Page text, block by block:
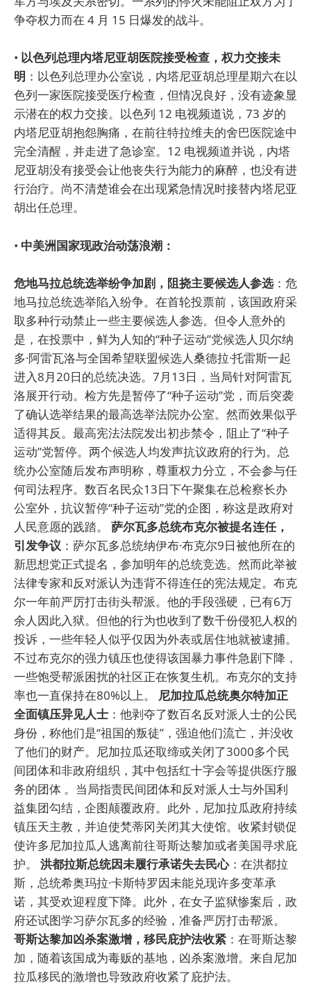
争夺权力而在 4 月 15 日爆发的战斗。
• 以色列总理内塔尼亚胡医院接受检查，权力交接未
明 ：以色列总理办公室说，内塔尼亚胡总理星期六在以
色列一家医院接受医疗检查，但情况良好，没有迹象显
示潜在的权力交接。以色列 12 电视频道说，73 岁的
内塔尼亚胡抱怨胸痛，在前往特拉维夫的舍巴医院途中
完全清醒，并走进了急诊室。12 电视频道并说，内塔
尼亚胡没有接受会让他丧失行为能力的麻醉，也没有进
行治疗。尚不清楚谁会在出现紧急情况时接替内塔尼亚
胡出任总理。
• 中美洲国家现政治动荡浪潮：
危地马拉总统选举纷争加剧，阻挠主要候选人参选：危
地马拉总统选举陷入纷争。在首轮投票前，该国政府采
取多种行动禁止一些主要候选人参选。但令人意外的
是，在投票中，鲜为人知的“种子运动”党候选人贝尔纳
多·阿雷瓦洛与全国希望联盟候选人桑德拉·托雷斯一起
进入8月20日的总统决选。7月13日，当局针对阿雷瓦
洛展开行动。检方先是暂停了“种子运动”党，而后突袭
了确认选举结果的最高选举法院办公室。然而效果似乎
适得其反。最高宪法法院发出初步禁令，阻止了“种子
运动”党暂停。两个候选人均发声抗议政府的行为。总
统办公室随后发布声明称，尊重权力分立，不会参与任
何司法程序。数百名民众13日下午聚集在总检察长办
公室外，抗议暂停“种子运动”党的企图，称这是政府对
人民意愿的践踏。 萨尔瓦多总统布克尔被提名连任，
引发争议 ：萨尔瓦多总统纳伊布·布克尔9日被他所在的
新思想党正式提名，参加明年的总统竞选。然而此举被
法律专家和反对派认为违背不得连任的宪法规定。布克
尔一年前严厉打击街头帮派。他的手段强硬，已有6万
余人因此入狱。但他的行为也收到了数千份侵犯人权的
投诉，一些年轻人似乎仅因为外表或居住地就被逮捕。
不过布克尔的强力镇压也使得该国暴力事件急剧下降，
一些饱受帮派困扰的社区正在恢复生机。布克尔的支持
率也一直保持在80%以上。 尼加拉瓜总统奥尔特加正
全面镇压异见人士 ：他剥夺了数百名反对派人士的公民
身份，称他们是“祖国的叛徒”，强迫他们流亡，并没收
了他们的财产。尼加拉瓜还取缔或关闭了3000多个民
间团体和非政府组织，其中包括红十字会等提供医疗服
务的团体 。当局指责民间团体和反对派人士与外国利
益集团勾结，企图颠覆政府。此外，尼加拉瓜政府持续
镇压天主教，并迫使梵蒂冈关闭其大使馆。收紧封锁促
使许多尼加拉瓜人逃离前往哥斯达黎加或者美国寻求庇
护。 洪都拉斯总统因未履行承诺失去民心：在洪都拉
斯，总统希奥玛拉·卡斯特罗因未能兑现许多变革承
诺，其受欢迎程度下降。此外，在女子监狱惨案后，政
府还试图学习萨尔瓦多的经验，准备严厉打击帮派。
哥斯达黎加凶杀案激增，移民庇护法收紧 ：在哥斯达黎
加，随着该国成为毒贩的基地，凶杀案激增。来自尼加
拉瓜移民的激增也导致政府收紧了庇护法。